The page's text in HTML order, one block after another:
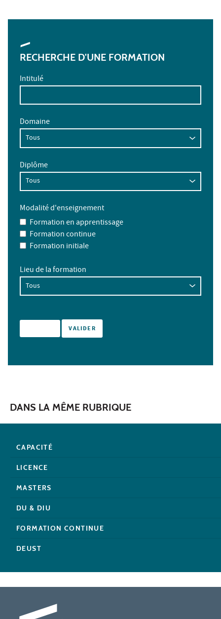
RECHERCHE D'UNE FORMATION
Intitulé
Domaine
Diplôme
Modalité d'enseignement
Formation en apprentissage
Formation continue
Formation initiale
Lieu de la formation
DANS LA MÊME RUBRIQUE
CAPACITÉ
LICENCE
MASTERS
DU & DIU
FORMATION CONTINUE
DEUST